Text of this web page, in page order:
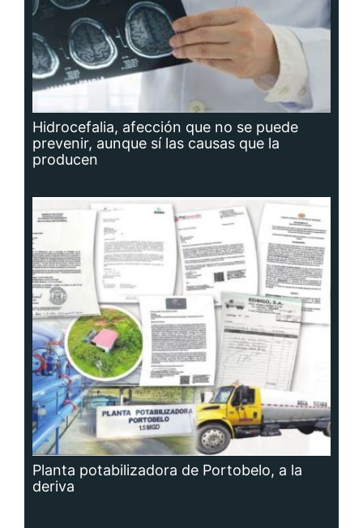
Hidrocefalia, afección que no se puede
prevenir, aunque sí las causas que la
producen
Planta potabilizadora de Portobelo, a la
deriva